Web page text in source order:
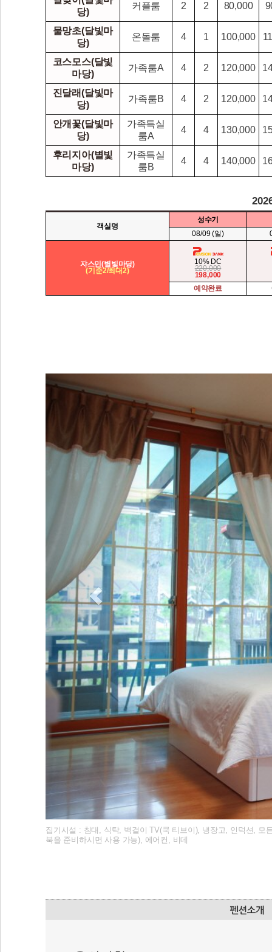
당)
커플룸 2 2 80,000
물망초(달빛마
당)
온돌룸 4 1 100,000
코스모스(달빛
마당)
가족룸A 4 2 120,000
진달래(달빛마
당)
가족룸B 4 2 120,000
안개꽃(달빛마
당)
가족특실
룸A
4 4 130,000
후리지아(별빛
마당)
가족특실
룸B
4 4 140,000
집기시설 : 침대, 식탁, 벽걸이 TV(쿡 티브이), 냉장고, 인덕션,
북을 준비하시면 사용 가능), 에어컨, 비데